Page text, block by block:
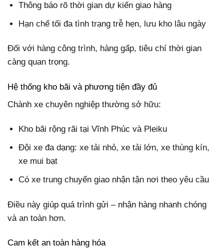
Thông báo rõ thời gian dự kiến giao hàng
Hạn chế tối đa tình trạng trễ hẹn, lưu kho lâu ngày
Đối với hàng công trình, hàng gấp, tiêu chí thời gian
càng quan trọng.
Hệ thống kho bãi và phương tiện đầy đủ
Chành xe chuyên nghiệp thường sở hữu:
Kho bãi rộng rãi tại Vĩnh Phúc và Pleiku
Đội xe đa dạng: xe tải nhỏ, xe tải lớn, xe thùng kín,
xe mui bạt
Có xe trung chuyển giao nhận tận nơi theo yêu cầu
Điều này giúp quá trình gửi – nhận hàng nhanh chóng
và an toàn hơn.
Cam kết an toàn hàng hóa